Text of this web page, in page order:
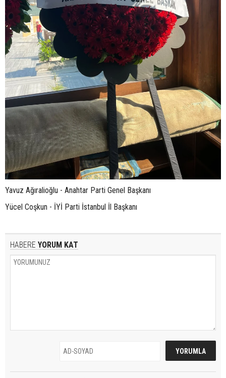
Yavuz Ağıralioğlu - Anahtar Parti Genel Başkanı
Yücel Coşkun - İYİ Parti İstanbul İl Başkanı
HABERE YORUM KAT